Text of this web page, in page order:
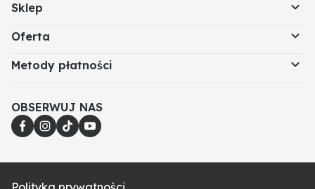
Sklep
Oferta
Metody płatności
OBSERWUJ NAS